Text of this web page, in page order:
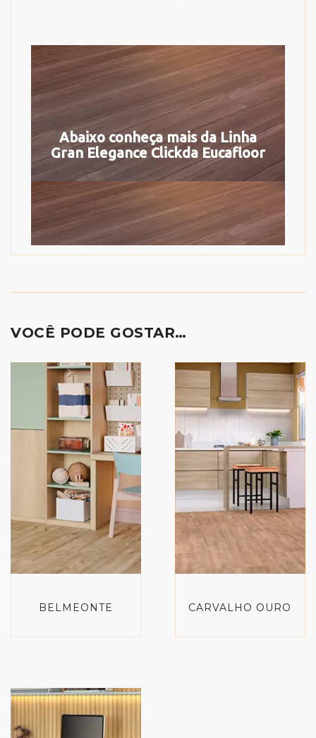
Abaixo conheça mais da Linha
Gran Elegance Clickda Eucafloor
VOCÊ PODE GOSTAR…
BELMEONTE CARVALHO OURO